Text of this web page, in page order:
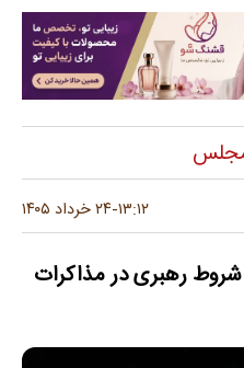
۱۳:۱۲-۲۴ خرداد ۱۴۰۵
شروط رهبری در مذاکرات